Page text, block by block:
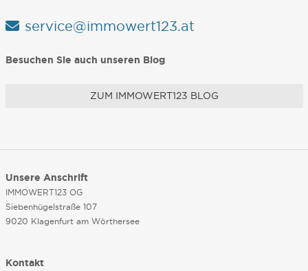
service@immowert123.at
Besuchen Sie auch unseren Blog
ZUM IMMOWERT123 BLOG
Unsere Anschrift
IMMOWERT123 OG
Siebenhügelstraße 107
9020 Klagenfurt am Wörthersee
Kontakt